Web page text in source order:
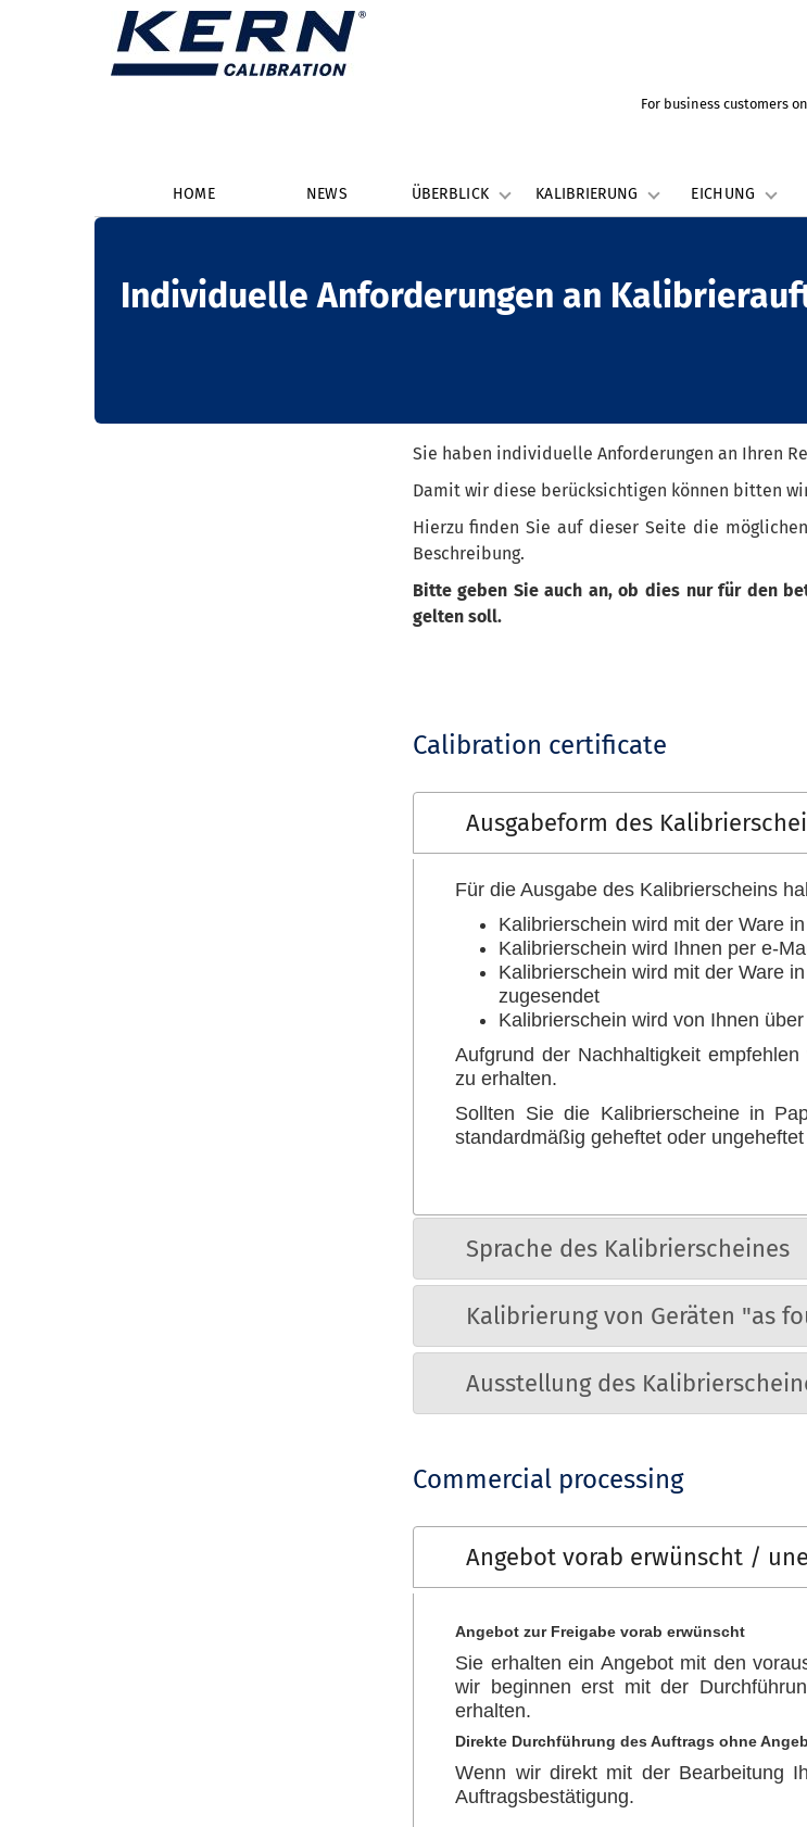
For business customers
HOME NEWS ÜBERBLICK KALIBRIERUNG EICHUNG
Individuelle Anforderungen an
Sie haben individuelle Anforderungen an Ihren
Damit wir diese berücksichtigen können bitten
Hierzu finden Sie auf dieser Seite die
Beschreibung.
Bitte geben Sie auch an, ob dies nur für den
gelten soll.
Calibration certificate
Ausgabeform des
Für die Ausgabe des Kalibrierscheins
Kalibrierschein wird mit der Ware
Kalibrierschein wird Ihnen per e-
Kalibrierschein wird mit der Ware
zugesendet
Kalibrierschein wird von Ihnen
Aufgrund der Nachhaltigkeit
zu erhalten.
Sollten Sie die Kalibrierscheine in
standardmäßig geheftet oder
Sprache des Kalibrierscheines
Kalibrierung von Geräten "as
Ausstellung des
Commercial processing
Angebot vorab erwünscht /
Angebot zur Freigabe vorab erwünscht
Sie erhalten ein Angebot mit den
wir beginnen erst mit der
erhalten.
Direkte Durchführung des Auftrags ohne
Wenn wir direkt mit der Bearbeitung
Auftragsbestätigung.